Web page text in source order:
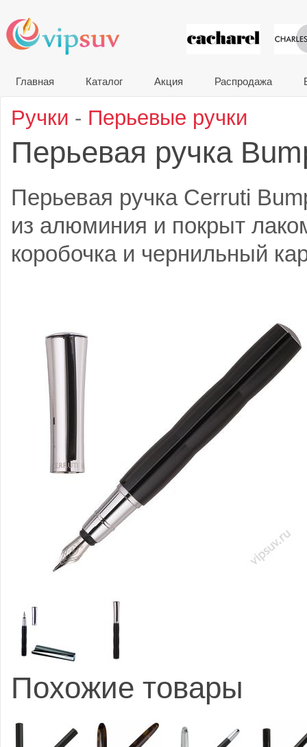
VIP
Главная Каталог Акция Распродажа
Ручки - Перьевые ручки
Перьевая ручка
Перьевая ручка Cerruti
из алюминия и покрыт
коробочка и чернильный
Похожие товары